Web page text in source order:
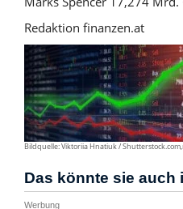
Redaktion finanzen.at
Bildquelle: Viktoriia Hnatiuk /